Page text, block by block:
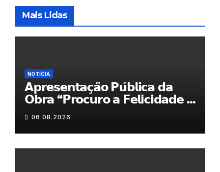
Mais Lidas
NOTÍCIA
𝗔𝗽𝗿𝗲𝘀𝗲𝗻𝘁𝗮𝗰̧𝗮̃𝗼 𝗣𝘂́𝗯𝗹𝗶𝗰𝗮 𝗱𝗮
𝗢𝗯𝗿𝗮 “𝗣𝗿𝗼𝗰𝘂𝗿𝗼 𝗮 𝗙𝗲𝗹𝗶𝗰𝗶𝗱𝗮𝗱𝗲 𝗲
𝗲𝗹𝗮 𝗺𝗼𝗿𝗮 𝗰𝗼𝗺𝗶𝗴𝗼”
06.08.2026